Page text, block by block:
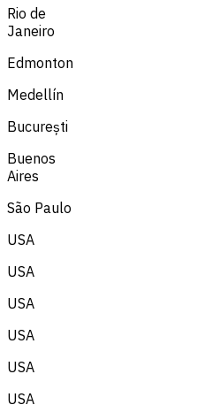
Rio de
Janeiro
Edmonton
Medellín
București
Buenos
Aires
São Paulo
USA
USA
USA
USA
USA
USA